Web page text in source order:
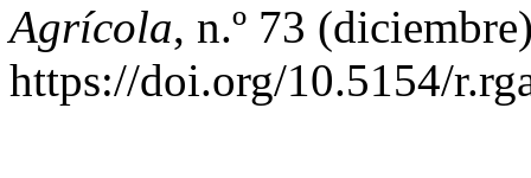
Agrícola, n.º 73
https://doi.org/10.5154/